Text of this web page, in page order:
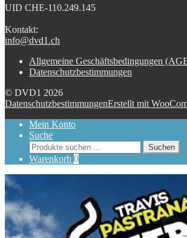
UID CHE-110.249.145
Kontakt:
info@dvd1.ch
Allgemeine Geschäftsbedingungen
Datenschutzbestimmungen
© DVD1 2026
DatenschutzbestimmungenErstellt mit
Mein Konto
Suche
Suchen
nach:
Suchen
Warenkorb 0